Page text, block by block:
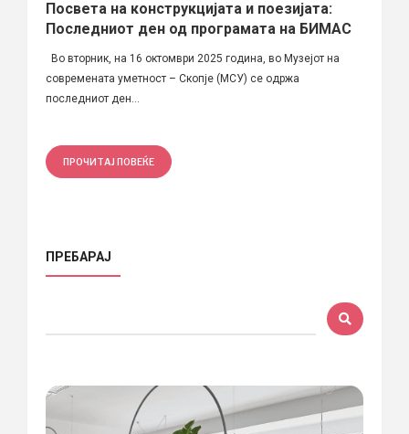
Посвета на конструкцијата и поезијата:
Последниот ден од програмата на БИМАС
Во вторник, на 16 октомври 2025 година, во Музејот на
современата уметност – Скопје (МСУ) се одржа
последниот ден...
ПРОЧИТАЈ ПОВЕЌЕ
ПРЕБАРАЈ